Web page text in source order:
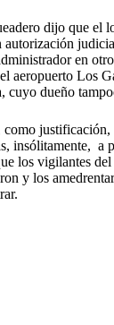
dijo que el
autorización
en
aeropuerto Los
cuyo dueño
insólitamente, a
los vigilantes
y los